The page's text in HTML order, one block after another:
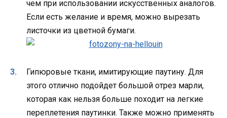
чем при использовании искусственных аналогов.
Если есть желание и время, можно вырезать
листочки из цветной бумаги.
Гипюровые ткани, имитирующие паутину. Для
этого отлично подойдет большой отрез марли,
которая как нельзя больше походит на легкие
переплетения паутинки. Также можно применять